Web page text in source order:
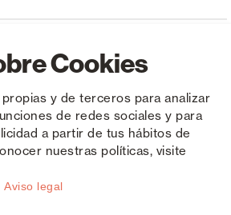
Cookies
y de terceros para analizar
de redes sociales y para
a partir de tus hábitos de
nuestras políticas, visite
Aviso legal
Política de privacidade Aviso Legal Cookies